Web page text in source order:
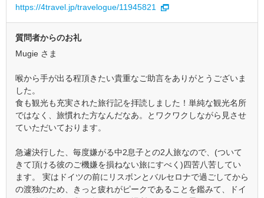
https://4travel.jp/travelogue/11945821
質問者からのお礼
Mugie さま
喉から手が出る程頂きたい貴重なご助言をありがとうございま
した。
食も観光も充実された旅行記を拝読しました！単純な観光名所
ではなく、旅慣れた方なんだなあ。とワクワクしながら見させ
ていただいております。
急遽決行した、毎度嫌がる中2息子との2人旅なので、(ついて
きて頂ける彼のご機嫌を損ねない旅にすべく)四苦八苦してい
ます。 実はドイツの前にリスボンとバルセロナで過ごしてから
の渡独のため、きっと疲れがピークであることを鑑みて、ドイ